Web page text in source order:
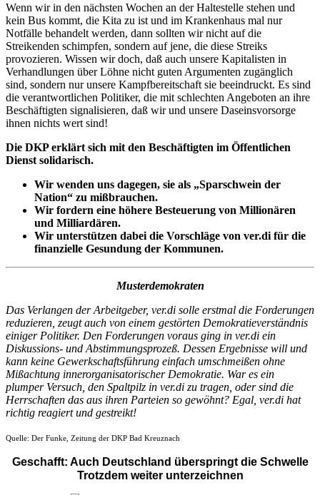
Wenn wir in den nächsten Wochen an der Haltestelle stehen und
kein Bus kommt, die Kita zu ist und im Krankenhaus mal nur
Notfälle behandelt werden, dann sollten wir nicht auf die
Streikenden schimpfen, sondern auf jene, die diese Streiks
provozieren. Wissen wir doch, daß auch unsere Kapitalisten in
Verhandlungen über Löhne nicht guten Argumenten zugänglich
sind, sondern nur unsere Kampfbereitschaft sie beeindruckt. Es sind
die verantwortlichen Politiker, die mit schlechten Angeboten an ihre
Beschäftigten signalisieren, daß wir und unsere Daseinsvorsorge
ihnen nichts wert sind!
Die DKP erklärt sich mit den Beschäftigten im Öffentlichen
Dienst solidarisch.
Wir wenden uns dagegen, sie als „Sparschwein der
Nation“ zu mißbrauchen.
Wir fordern eine höhere Besteuerung von Millionären
und Milliardären.
Wir unterstützen dabei die Vorschläge von ver.di für die
finanzielle Gesundung der Kommunen.
Musterdemokraten
Das Verlangen der Arbeitgeber, ver.di solle erstmal die Forderungen
reduzieren, zeugt auch von einem gestörten Demokratieverständnis
einiger Politiker. Den Forderungen voraus ging in ver.di ein
Diskussions- und Abstimmungsprozeß. Dessen Ergebnisse will und
kann keine Gewerkschaftsführung einfach umschmeißen ohne
Mißachtung innerorganisatorischer Demokratie. War es ein
plumper Versuch, den Spaltpilz in ver.di zu tragen, oder sind die
Herrschaften das aus ihren Parteien so gewöhnt? Egal, ver.di hat
richtig reagiert und gestreikt!
Quelle: Der Funke, Zeitung der DKP Bad Kreuznach
Geschafft: Auch Deutschland überspringt die Schwelle
Trotzdem weiter unterzeichnen